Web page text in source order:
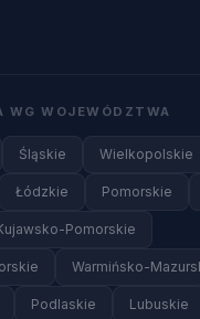
WG WOJEWÓDZTWA
Śląskie Wielkopolskie
Łódzkie Pomorskie
Pomorskie
Warmińsko-
Podlaskie Lubuskie